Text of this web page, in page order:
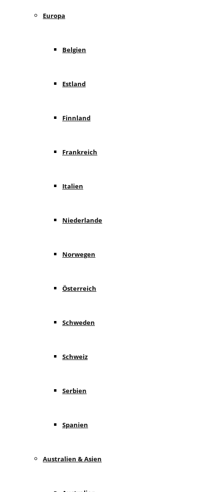
Europa
Belgien
Estland
Finnland
Frankreich
Italien
Niederlande
Norwegen
Österreich
Schweden
Schweiz
Serbien
Spanien
Australien & Asien